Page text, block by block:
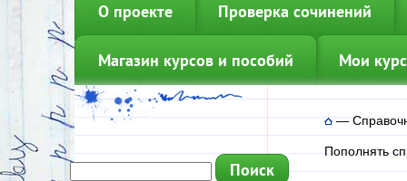
О проекте Проверка сочинений
Магазин курсов и пособий Мои
—
Пополнять